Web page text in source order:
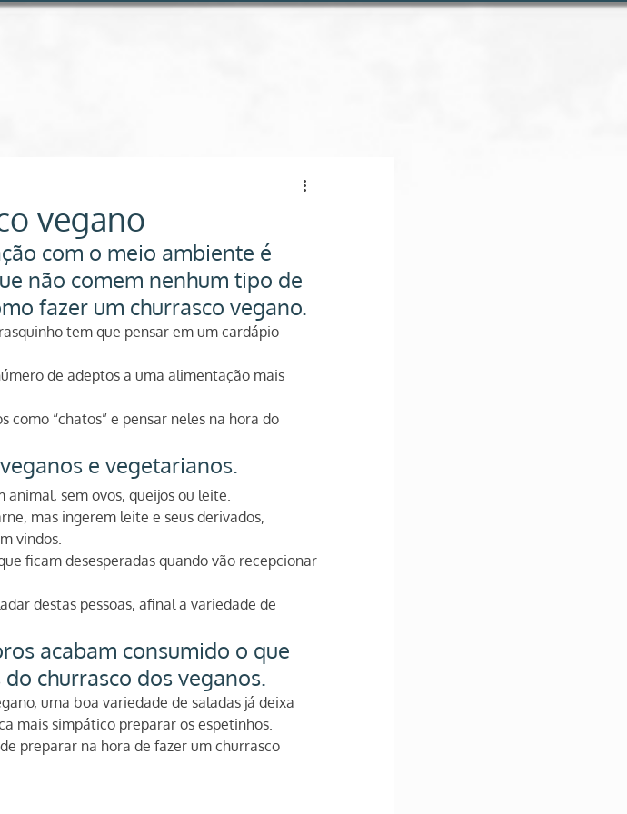
vegano
com o meio ambiente é
não comem nenhum tipo de
fazer um churrasco vegano.
tem que pensar em um cardápio
de adeptos a uma alimentação mais
como “chatos” e pensar neles na hora do
e vegetarianos.
sem ovos, queijos ou leite.
mas ingerem leite e seus derivados,
vindos.
ficam desesperadas quando vão recepcionar
destas pessoas, afinal a variedade de
acabam consumido o que
churrasco dos veganos.
uma boa variedade de saladas já deixa
mais simpático preparar os espetinhos.
preparar na hora de fazer um churrasco